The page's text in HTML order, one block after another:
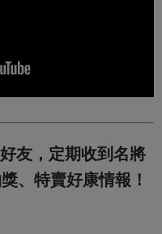
友，定期收到名將
、特賣好康情報！